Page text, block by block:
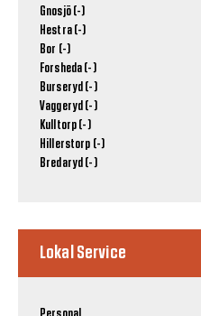
Gnosjö (-)
Hestra (-)
Bor (-)
Forsheda (-)
Burseryd (-)
Vaggeryd (-)
Kulltorp (-)
Hillerstorp (-)
Bredaryd (-)
Lokal Service